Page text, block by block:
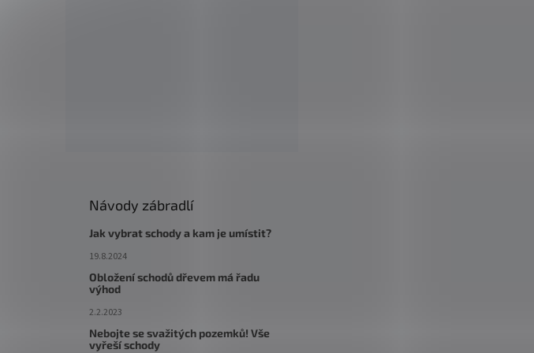
Návody zábradlí
Jak vybrat schody a kam je umístit?
19.8.2024
Obložení schodů dřevem má řadu
výhod
2.2.2023
Nebojte se svažitých pozemků! Vše
vyřeší schody